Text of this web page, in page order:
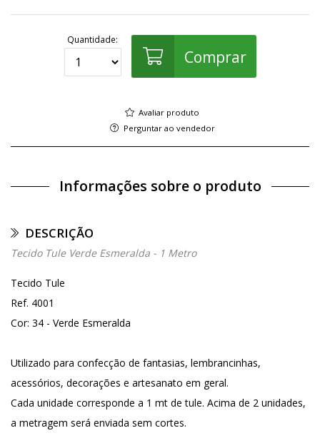
Quantidade:
Comprar
Avaliar produto
Perguntar ao vendedor
Informações sobre o produto
DESCRIÇÃO
Tecido Tule Verde Esmeralda - 1 Metro
Tecido Tule
Ref. 4001
Cor: 34 - Verde Esmeralda
Utilizado para confecção de fantasias, lembrancinhas,
acessórios, decorações e artesanato em geral.
Cada unidade corresponde a 1 mt de tule. Acima de 2 unidades,
a metragem será enviada sem cortes.